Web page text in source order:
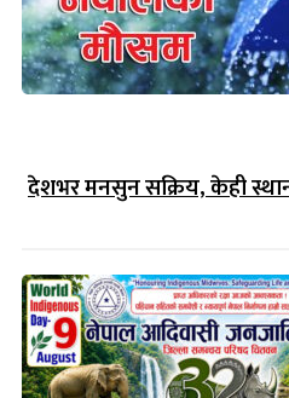
देशभर मनसुन सक्रिय, केही